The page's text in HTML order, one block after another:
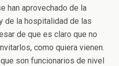
han aprovechado de la
de la hospitalidad de las
de que es claro que no
como quiera vienen.
son funcionarios de nivel